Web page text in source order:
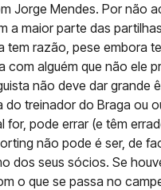
Jorge Mendes. Por não
maior parte das
tem razão, pese embora
alguém que não ele
não deve dar grande
do treinador do Braga ou
for, pode errar (e têm
não pode é ser, de
dos seus sócios. Se
o que se passa no